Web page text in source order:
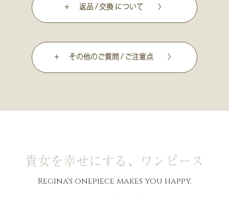
+ 返品 / 交換 について 〉
+ その他のご質問 / ご注意点 〉
貴女を幸せにする、ワンピース
Regina's onepiece makes you happy.